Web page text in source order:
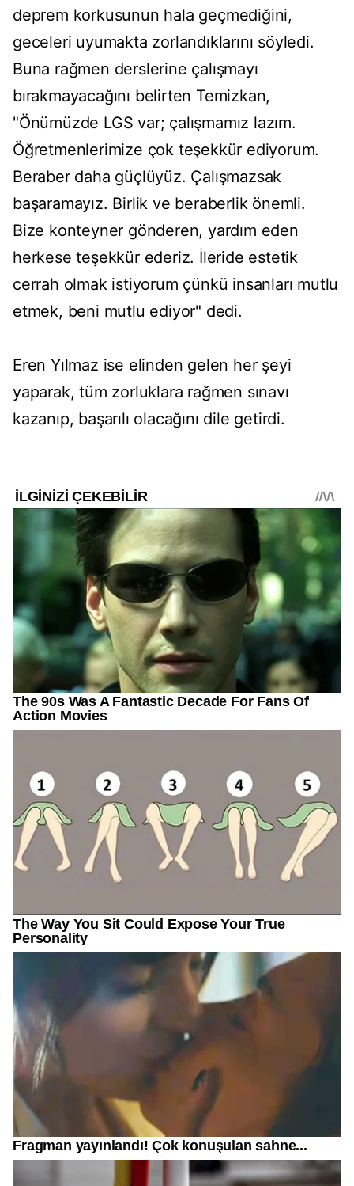
deprem korkusunun hala geçmediğini,
geceleri uyumakta zorlandıklarını söyledi.
Buna rağmen derslerine çalışmayı
bırakmayacağını belirten Temizkan,
"Önümüzde LGS var; çalışmamız lazım.
Öğretmenlerimize çok teşekkür ediyorum.
Beraber daha güçlüyüz. Çalışmazsak
başaramayız. Birlik ve beraberlik önemli.
Bize konteyner gönderen, yardım eden
herkese teşekkür ederiz. İleride estetik
cerrah olmak istiyorum çünkü insanları mutlu
etmek, beni mutlu ediyor" dedi.
Eren Yılmaz ise elinden gelen her şeyi
yaparak, tüm zorluklara rağmen sınavı
kazanıp, başarılı olacağını dile getirdi.